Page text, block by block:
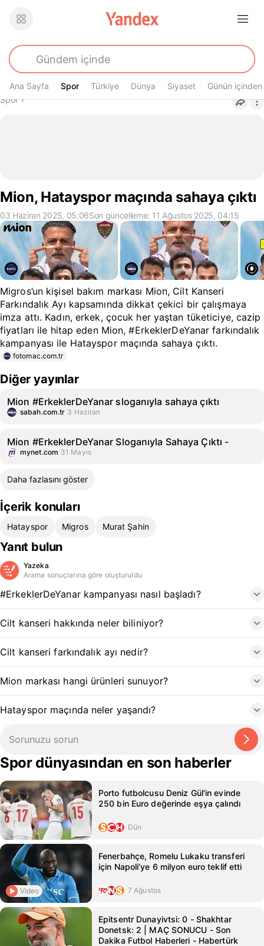
Ana Sayfa Spor
Spor Türkiye Dünya Siyaset Günün içinden
Buradasın
Spor›
Mion, Hatayspor maçında sahaya çıktı
03 Haziran 2025, 05:06Son güncelleme: 11 Ağustos 2025, 04:15
Migros’un kişisel bakım markası Mion, Cilt Kanseri
Farkındalık Ayı kapsamında dikkat çekici bir çalışmaya
imza attı. Kadın, erkek, çocuk her yaştan tüketiciye, cazip
fiyatları ile hitap eden Mion, #ErkeklerDeYanar farkındalık
kampanyası ile Hatayspor maçında sahaya çıktı.
fotomac.com.tr
Diğer yayınlar
Mion #ErkeklerDeYanar sloganıyla sahaya çıktı
sabah.com.tr 3 Haziran
Mion #ErkeklerDeYanar Sloganıyla Sahaya Çıktı -
mynet.com 31 Mayıs
Daha fazlasını göster
İçerik konuları
Hatayspor Migros Murat Şahin
Yanıt bulun
Yazeka
Arama sonuçlarına göre oluşturuldu
#ErkeklerDeYanar kampanyası nasıl başladı?
Cilt kanseri hakkında neler biliniyor?
Cilt kanseri farkındalık ayı nedir?
Mion markası hangi ürünleri sunuyor?
Hatayspor maçında neler yaşandı?
Spor dünyasından en son haberler
Porto futbolcusu Deniz Gül'in evinde
250 bin Euro değerinde eşya çalındı
Dün
Video
Fenerbahçe, Romelu Lukaku transferi
için Napoli'ye 6 milyon euro teklif etti
7 Ağustos
Epitsentr Dunayivtsi: 0 - Shakhtar
Donetsk: 2 | MAÇ SONUCU - Son
Dakika Futbol Haberleri - Habertürk